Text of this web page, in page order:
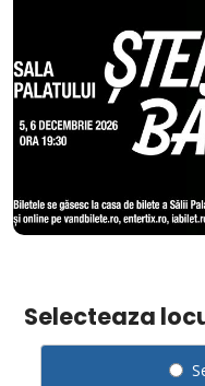
Selecteaza